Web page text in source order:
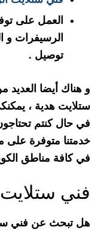
العمل على
الرسيفرات و
توصيل .
و هناك أيضا العديد
ستلايت هدية ،
في حال كنتم
في كافة مناطق
فني
هل تبحث عن فني